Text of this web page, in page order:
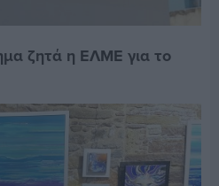
ζητά η ΕΛΜΕ για το